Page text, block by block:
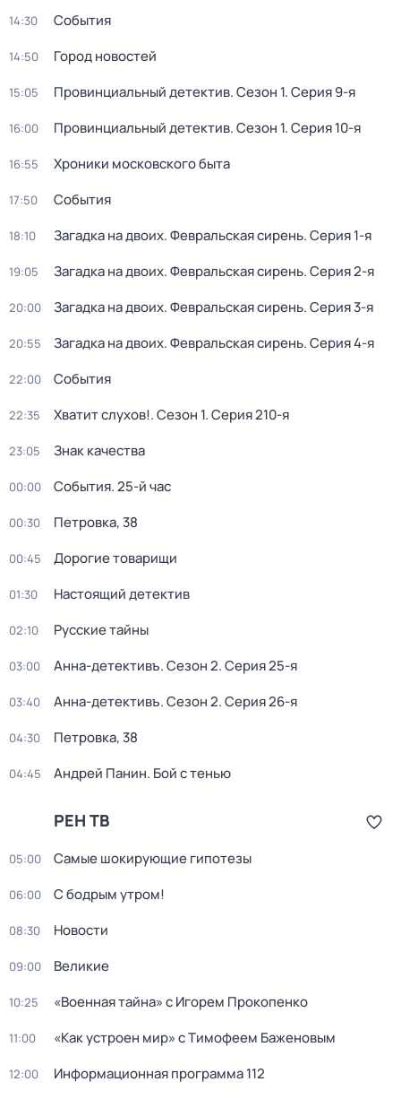
14:30 События
14:50 Город новостей
15:05 Провинциальный детектив. Сезон 1. Серия 9-я
16:00 Провинциальный детектив. Сезон 1. Серия 10-я
16:55 Хроники московского быта
17:50 События
18:10 Загадка на двоих. Февральская сирень. Серия 1-я
19:05 Загадка на двоих. Февральская сирень. Серия 2-я
20:00 Загадка на двоих. Февральская сирень. Серия 3-я
20:55 Загадка на двоих. Февральская сирень. Серия 4-я
22:00 События
22:35 Хватит слухов!. Сезон 1. Серия 210-я
23:05 Знак качества
00:00 События. 25-й час
00:30 Петровка, 38
00:45 Дорогие товарищи
01:30 Настоящий детектив
02:10 Русские тайны
03:00 Анна-детективъ. Сезон 2. Серия 25-я
03:40 Анна-детективъ. Сезон 2. Серия 26-я
04:30 Петровка, 38
04:45 Андрей Панин. Бой с тенью
РЕН ТВ
05:00 Самые шoкиpующие гипотезы
06:00 С бодрым утром!
08:30 Новости
09:00 Великие
10:25 «Военная тайна» с Игорем Прокопенко
11:00 «Как устроен мир» с Тимофеем Баженовым
12:00 Информационная программа 112